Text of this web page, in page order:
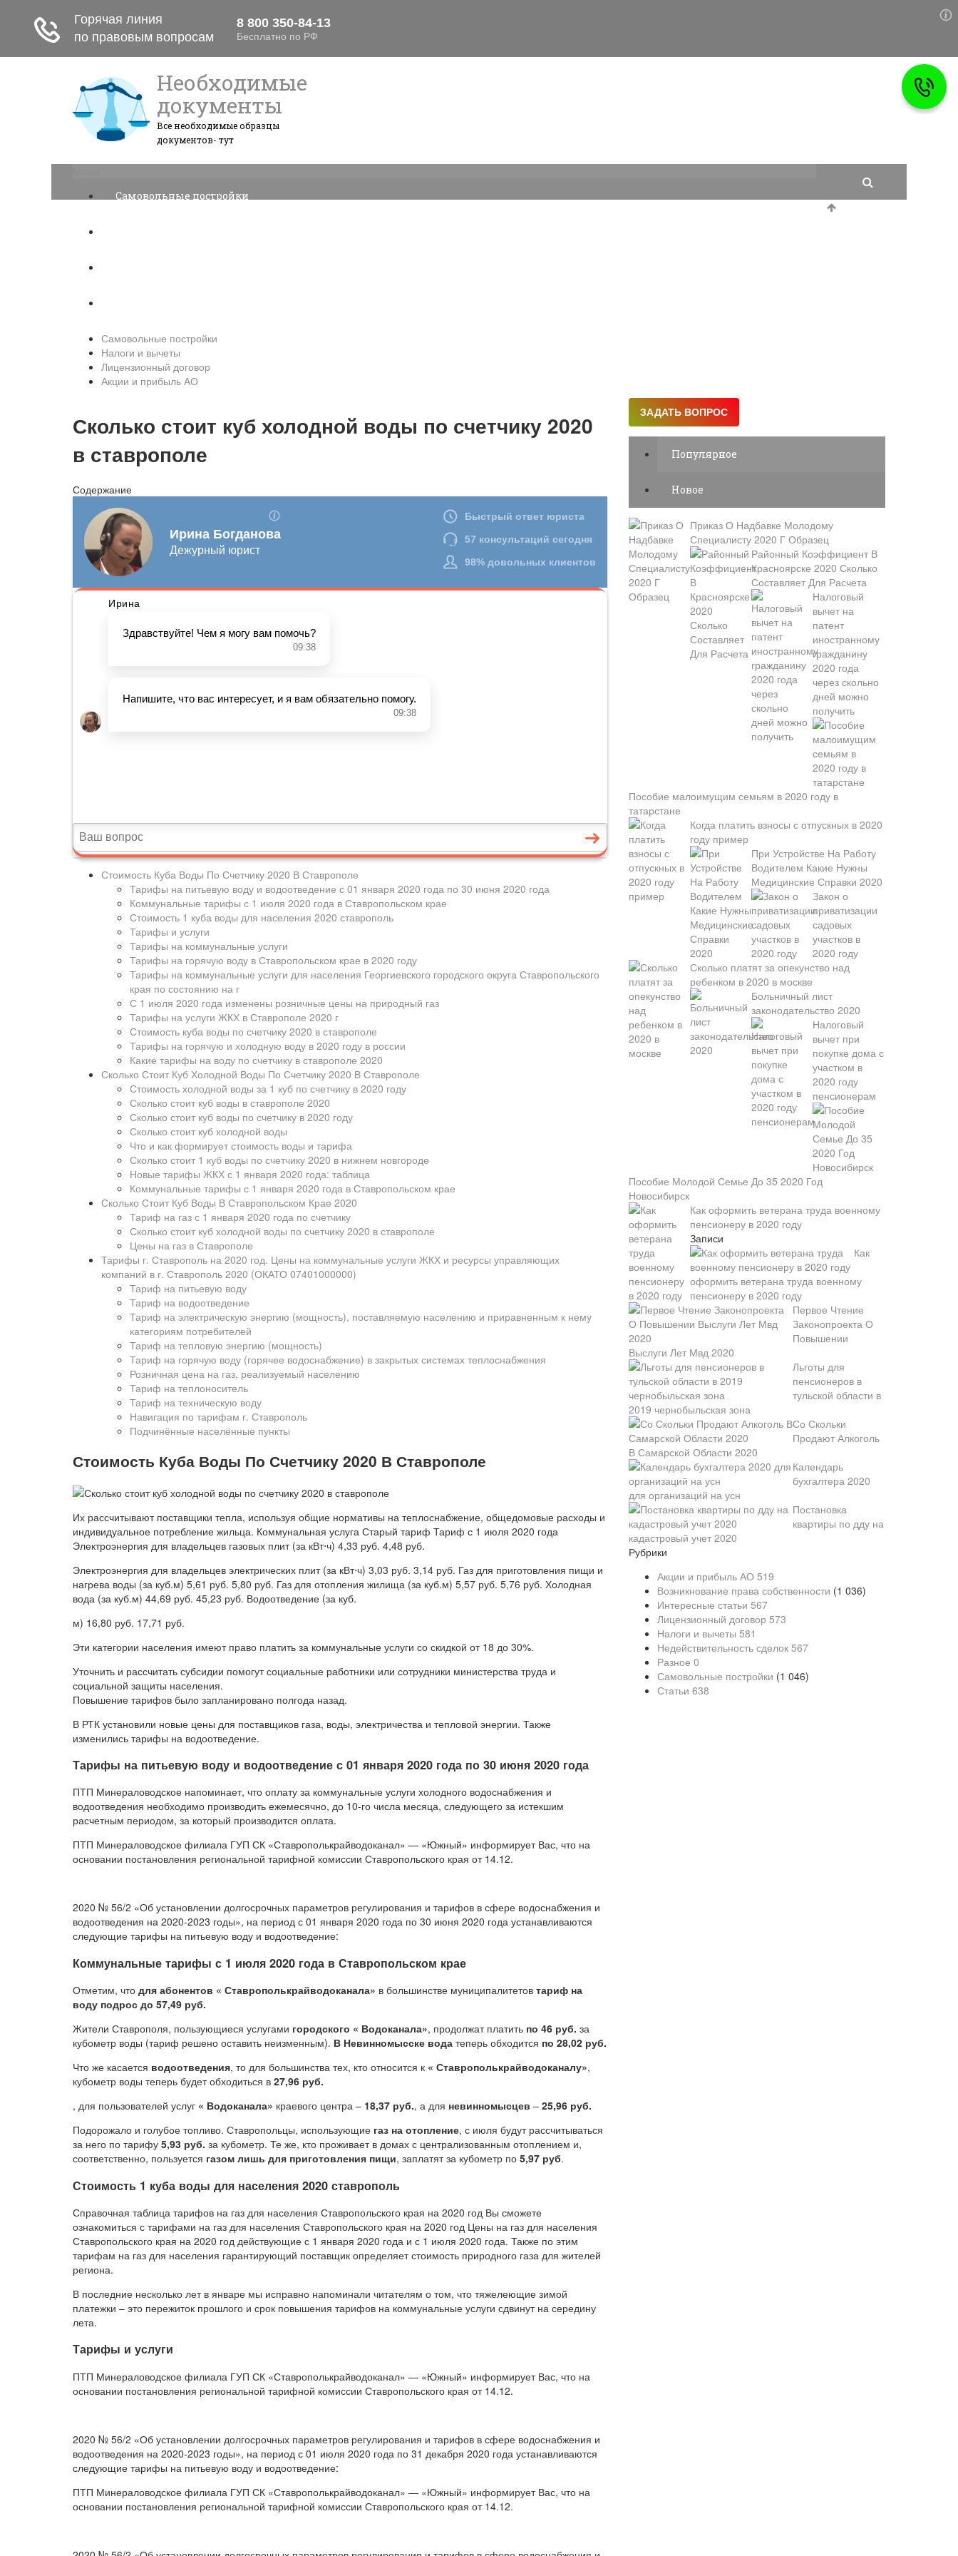
Необходимые
документы
Все необходимые образцы
документов- тут
Самовольные постройки
Самовольные постройки
Налоги и вычеты
Лицензионный договор
Акции и прибыль АО
Сколько стоит куб холодной воды по счетчику 2020
в ставрополе
Содержание
Стоимость Куба Воды По Счетчику 2020 В Ставрополе
Тарифы на питьевую воду и водоотведение с 01 января 2020 года по 30 июня 2020 года
Коммунальные тарифы с 1 июля 2020 года в Ставропольском крае
Стоимость 1 куба воды для населения 2020 ставрополь
Тарифы и услуги
Тарифы на коммунальные услуги
Тарифы на горячую воду в Ставропольском крае в 2020 году
Тарифы на коммунальные услуги для населения Георгиевского городского округа Ставропольского
края по состоянию на г
С 1 июля 2020 года изменены розничные цены на природный газ
Тарифы на услуги ЖКХ в Ставрополе 2020 г
Стоимость куба воды по счетчику 2020 в ставрополе
Тарифы на горячую и холодную воду в 2020 году в россии
Какие тарифы на воду по счетчику в ставрополе 2020
Сколько Стоит Куб Холодной Воды По Счетчику 2020 В Ставрополе
Стоимость холодной воды за 1 куб по счетчику в 2020 году
Сколько стоит куб воды в ставрополе 2020
Сколько стоит куб воды по счетчику в 2020 году
Сколько стоит куб холодной воды
Что и как формирует стоимость воды и тарифа
Сколько стоит 1 куб воды по счетчику 2020 в нижнем новгороде
Новые тарифы ЖКХ с 1 января 2020 года: таблица
Коммунальные тарифы с 1 января 2020 года в Ставропольском крае
Сколько Стоит Куб Воды В Ставропольском Крае 2020
Тариф на газ с 1 января 2020 года по счетчику
Сколько стоит куб холодной воды по счетчику 2020 в ставрополе
Цены на газ в Ставрополе
Тарифы г. Ставрополь на 2020 год. Цены на коммунальные услуги ЖКХ и ресурсы управляющих
компаний в г. Ставрополь 2020 (ОКАТО 07401000000)
Тариф на питьевую воду
Тариф на водоотведение
Тариф на электрическую энергию (мощность), поставляемую населению и приравненным к нему
категориям потребителей
Тариф на тепловую энергию (мощность)
Тариф на горячую воду (горячее водоснабжение) в закрытых системах теплоснабжения
Розничная цена на газ, реализуемый населению
Тариф на теплоноситель
Тариф на техническую воду
Навигация по тарифам г. Ставрополь
Подчинённые населённые пункты
Стоимость Куба Воды По Счетчику 2020 В Ставрополе
Их рассчитывают поставщики тепла, используя общие нормативы на теплоснабжение, общедомовые расходы и
индивидуальное потребление жильца. Коммунальная услуга Старый тариф Тариф с 1 июля 2020 года
Электроэнергия для владельцев газовых плит (за кВт⋅ч) 4,33 руб. 4,48 руб.
Электроэнергия для владельцев электрических плит (за кВт⋅ч) 3,03 руб. 3,14 руб. Газ для приготовления пищи и
нагрева воды (за куб.м) 5,61 руб. 5,80 руб. Газ для отопления жилища (за куб.м) 5,57 руб. 5,76 руб. Холодная
вода (за куб.м) 44,69 руб. 45,23 руб. Водоотведение (за куб.
м) 16,80 руб. 17,71 руб.
Эти категории населения имеют право платить за коммунальные услуги со скидкой от 18 до 30%.
Уточнить и рассчитать субсидии помогут социальные работники или сотрудники министерства труда и
социальной защиты населения.
Повышение тарифов было запланировано полгода назад.
В РТК установили новые цены для поставщиков газа, воды, электричества и тепловой энергии. Также
изменились тарифы на водоотведение.
Тарифы на питьевую воду и водоотведение с 01 января 2020 года по 30 июня 2020 года
ПТП Минераловодское напоминает, что оплату за коммунальные услуги холодного водоснабжения и
водоотведения необходимо производить ежемесячно, до 10-го числа месяца, следующего за истекшим
расчетным периодом, за который производится оплата.
ПТП Минераловодское филиала ГУП СК «Ставрополькрайводоканал» — «Южный» информирует Вас, что на
основании постановления региональной тарифной комиссии Ставропольского края от 14.12.
2020 № 56/2 «Об установлении долгосрочных параметров регулирования и тарифов в сфере водоснабжения и
водоотведения на 2020-2023 годы», на период с 01 января 2020 года по 30 июня 2020 года устанавливаются
следующие тарифы на питьевую воду и водоотведение:
Коммунальные тарифы с 1 июля 2020 года в Ставропольском крае
Отметим, что для абонентов « Ставрополькрайводоканала» в большинстве муниципалитетов тариф на
воду подрос до 57,49 руб.
Жители Ставрополя, пользующиеся услугами городского « Водоканала», продолжат платить по 46 руб. за
кубометр воды (тариф решено оставить неизменным). В Невинномысске вода теперь обходится по 28,02 руб.
Что же касается водоотведения, то для большинства тех, кто относится к « Ставрополькрайводоканалу»,
кубометр воды теперь будет обходиться в 27,96 руб.
, для пользователей услуг « Водоканала» краевого центра – 18,37 руб., а для невинномысцев – 25,96 руб.
Подорожало и голубое топливо. Ставропольцы, использующие газ на отопление, с июля будут рассчитываться
за него по тарифу 5,93 руб. за кубометр. Те же, кто проживает в домах с централизованным отоплением и,
соответственно, пользуется газом лишь для приготовления пищи, заплатят за кубометр по 5,97 руб.
Стоимость 1 куба воды для населения 2020 ставрополь
Справочная таблица тарифов на газ для населения Ставропольского края на 2020 год Вы сможете
ознакомиться с тарифами на газ для населения Ставропольского края на 2020 год Цены на газ для населения
Ставропольского края на 2020 год действующие с 1 января 2020 года и с 1 июля 2020 года. Также по этим
тарифам на газ для населения гарантирующий поставщик определяет стоимость природного газа для жителей
региона.
В последние несколько лет в январе мы исправно напоминали читателям о том, что тяжелеющие зимой
платежки – это пережиток прошлого и срок повышения тарифов на коммунальные услуги сдвинут на середину
лета.
Тарифы и услуги
ПТП Минераловодское филиала ГУП СК «Ставрополькрайводоканал» — «Южный» информирует Вас, что на
основании постановления региональной тарифной комиссии Ставропольского края от 14.12.
2020 № 56/2 «Об установлении долгосрочных параметров регулирования и тарифов в сфере водоснабжения и
водоотведения на 2020-2023 годы», на период с 01 июля 2020 года по 31 декабря 2020 года устанавливаются
следующие тарифы на питьевую воду и водоотведение:
ПТП Минераловодское филиала ГУП СК «Ставрополькрайводоканал» — «Южный» информирует Вас, что на
основании постановления региональной тарифной комиссии Ставропольского края от 14.12.
Популярное
Новое
Приказ О Надбавке Молодому
Специалисту 2020 Г Образец
Районный Коэффициент В
Красноярске 2020 Сколько
Составляет Для Расчета
Налоговый
вычет на
патент
иностранному
гражданину
2020 года
через скольно
дней можно
получить
Пособие малоимущим семьям в 2020 году в
татарстане
Когда платить взносы с отпускных в 2020
году пример
При Устройстве На Работу
Водителем Какие Нужны
Медицинские Справки 2020
Закон о
приватизации
садовых
участков в
2020 году
Сколько платят за опекунство над
ребенком в 2020 в москве
Больничный лист
законодательство 2020
Налоговый
вычет при
покупке дома с
участком в
2020 году
пенсионерам
Пособие Молодой Семье До 35 2020 Год
Новосибирск
Как оформить ветерана труда военному
пенсионеру в 2020 году
Записи
Как
оформить ветерана труда военному
пенсионеру в 2020 году
Первое Чтение
Законопроекта О
Повышении
Выслуги Лет Мвд 2020
Льготы для
пенсионеров в
тульской области в
2019 чернобыльская зона
Со Скольки
Продают Алкоголь
В Самарской Области 2020
Календарь
бухгалтера 2020
для организаций на усн
Постановка
квартиры по дду на
кадастровый учет 2020
Рубрики
Акции и прибыль АО 519
Возникнование права собственности (1 036)
Интересные статьи 567
Лицензионный договор 573
Налоги и вычеты 581
Недействительность сделок 567
Разное 0
Самовольные постройки (1 046)
Статьи 638